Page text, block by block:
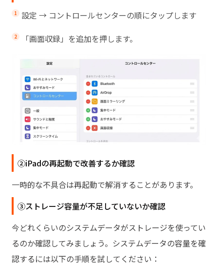
設定 → コントロールセンターの順にタップします
「画面収録」を追加を押します。
②iPadの再起動で改善するか確認
一時的な不具合は再起動で解消することがあります。
③ストレージ容量が不足していないか確認
今どれくらいのシステムデータがストレージを使ってい
るのか確認してみましょう。システムデータの容量を確
認するには以下の手順を試してください：